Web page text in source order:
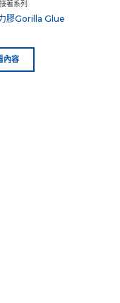
著系列
膠Gorilla Glue
內容